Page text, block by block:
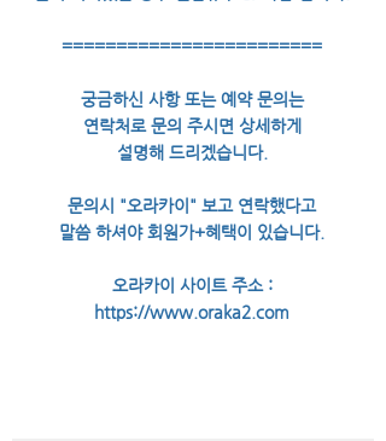
========================
궁금하신 사항 또는 예약 문의는
연락처로 문의 주시면 상세하게
설명해 드리겠습니다.
문의시 "오라카이" 보고 연락했다고
말씀 하셔야 회원가+혜택이 있습니다.
오라카이 사이트 주소 :
https://www.oraka2.com